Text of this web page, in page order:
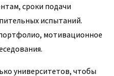
сроки подачи
испытаний.
мотивационное
университетов, чтобы